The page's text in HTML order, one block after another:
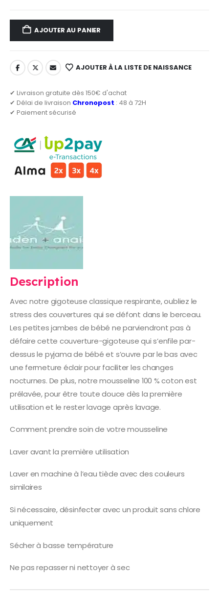
AJOUTER AU PANIER
AJOUTER À LA LISTE DE NAISSANCE
✔ Livraison gratuite dès 150€ d'achat
✔ Délai de livraison Chronopost : 48 à 72H
✔ Paiement sécurisé
Description
Avec notre gigoteuse classique respirante, oubliez le
stress des couvertures qui se défont dans le berceau.
Les petites jambes de bébé ne parviendront pas à
défaire cette couverture-gigoteuse qui s’enfile par-
dessus le pyjama de bébé et s’ouvre par le bas avec
une fermeture éclair pour faciliter les changes
nocturnes. De plus, notre mousseline 100 % coton est
prélavée, pour être toute douce dès la première
utilisation et le rester lavage après lavage.
Comment prendre soin de votre mousseline
Laver avant la première utilisation
Laver en machine à l’eau tiède avec des couleurs
similaires
Si nécessaire, désinfecter avec un produit sans chlore
uniquement
Sécher à basse température
Ne pas repasser ni nettoyer à sec